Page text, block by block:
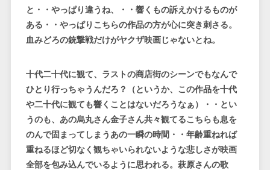
と・・やっぱり違うね、・・響くもの訴えかけるものが
ある・・やっぱりこちらの作品の方が心に突き刺さる。
血みどろの銃撃戦だけがヤクザ映画じゃないとね。
十代二十代に観て、ラストの商店街のシーンでもなんで
ひとり行っちゃうんだろ？（というか、この作品を十代
や二十代に観ても響くことはないだろうなぁ）・・とい
うのも、あの烏丸さん金子さん共々観てるこちらも息を
のんで固まってしまうあの一瞬の時間・・年齢重ねれば
重ねるほど切なく観ちゃいられないような悲しさが映画
全部を包み込んでいるように思われる。萩原さんの歌